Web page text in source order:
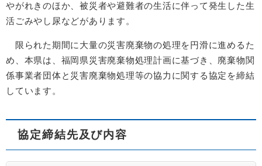
やがれきのほか、被災者や避難者の生活に伴って発生した生
活ごみやし尿などがあります。
限られた期間に大量の災害廃棄物の処理を円滑に進めるた
め
、本県は、福岡県災害廃棄物処理計画に基づき、廃棄物関
係事業者団体と 災害廃棄物処理等の協力に関する協定を締結
しています。
協定締結先及び内容